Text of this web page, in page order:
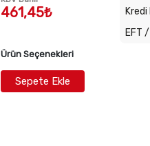
461,45₺ Kredi
EFT
Ürün Seçenekleri
Sepete Ekle